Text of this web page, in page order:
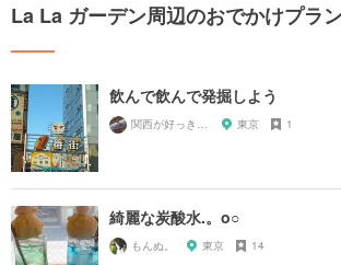
La La ガーデン周辺のおでかけプラ
飲んで飲んで発掘しよう
関西が好っきゃねん 東京 1
綺麗な炭酸水.。o○
もんぬ。 東京 14